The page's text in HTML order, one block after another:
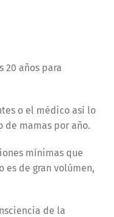
20 años para
o el médico así lo
de mamas por año.
mínimas que
es de gran volúmen,
de la